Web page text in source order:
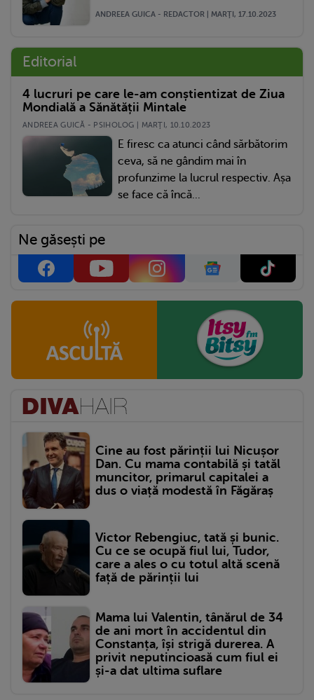
ANDREEA GUICA - REDACTOR | MARŢI, 17.10.2023
Editorial
4 lucruri pe care le-am conștientizat de Ziua
Mondială a Sănătății Mintale
ANDREEA GUICĂ - PSIHOLOG | MARŢI, 10.10.2023
E firesc ca atunci când sărbătorim
ceva, să ne gândim mai în
profunzime la lucrul respectiv. Așa
se face că încă...
Ne găsești pe
Cine au fost părinții lui Nicușor
Dan. Cu mama contabilă și tatăl
muncitor, primarul capitalei a
dus o viață modestă în Făgăraș
Victor Rebengiuc, tată și bunic.
Cu ce se ocupă fiul lui, Tudor,
care a ales o cu totul altă scenă
față de părinții lui
Mama lui Valentin, tânărul de 34
de ani mort în accidentul din
Constanța, își strigă durerea. A
privit neputincioasă cum fiul ei
și-a dat ultima suflare